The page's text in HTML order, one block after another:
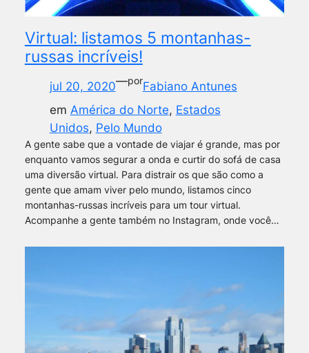
Virtual: listamos 5 montanhas-
russas incríveis!
jul 20, 2020—porFabiano Antunes
em América do Norte, Estados
Unidos, Pelo Mundo
A gente sabe que a vontade de viajar é grande, mas por
enquanto vamos segurar a onda e curtir do sofá de casa
uma diversão virtual. Para distrair os que são como a
gente que amam viver pelo mundo, listamos cinco
montanhas-russas incríveis para um tour virtual.
Acompanhe a gente também no Instagram, onde você…